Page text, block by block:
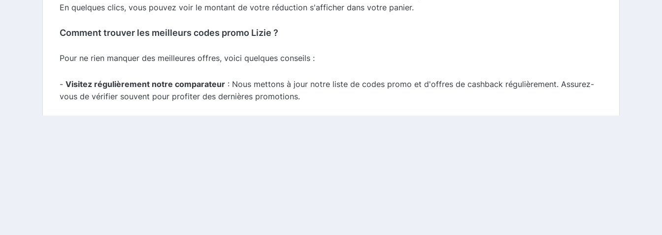
En quelques clics, vous pouvez voir le montant de votre réduction s'afficher dans votre panier.
Comment trouver les meilleurs codes promo Lizie ?
Pour ne rien manquer des meilleures offres, voici quelques conseils :
- Visitez régulièrement notre comparateur : Nous mettons à jour notre liste de codes promo et d'offres de cashback régulièrement. Assurez-
vous de vérifier souvent pour profiter des dernières promotions.